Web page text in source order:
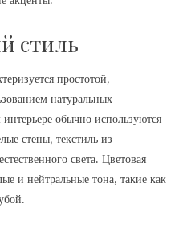
стиль
простотой,
натуральных
обычно используются
стены, текстиль из
света. Цветовая
и нейтральные тона, такие как